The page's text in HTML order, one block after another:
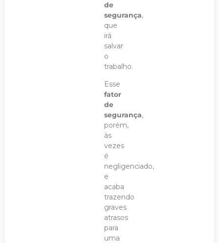
de
segurança,
que
irá
salvar
o
trabalho.
Esse
fator
de
segurança,
porém,
às
vezes
é
negligenciado,
e
acaba
trazendo
graves
atrasos
para
uma